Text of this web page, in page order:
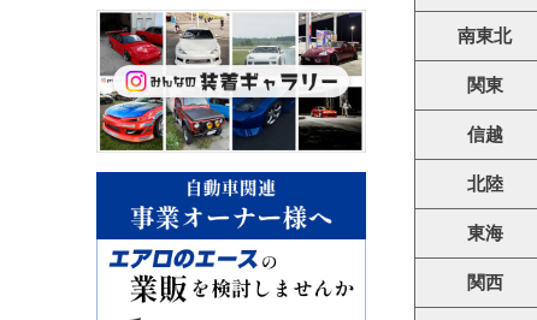
南東北
関東
信越
北陸
東海
関西